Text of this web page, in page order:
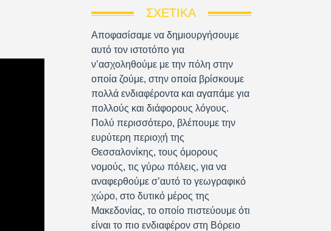
ΣΧΕΤΙΚΆ
Αποφασίσαμε να δημιουργήσουμε
αυτό τον ιστοτόπο για
ν’ασχοληθούμε με την πόλη στην
οποία ζούμε, στην οποία βρίσκουμε
πολλά ενδιαφέροντα και αγαπάμε για
πολλούς και διάφορους λόγους.
Πολύ περισσότερο, βλέπουμε την
ευρύτερη περιοχή της
Θεσσαλονίκης, τους όμορους
νομούς, τις γύρω πόλεις, για να
αναφερθούμε σ’αυτό το γεωγραφικό
χώρο, στο δυτικό μέρος της
Μακεδονίας, το οποίο πιστεύουμε ότι
είναι το πιο ενδιαφέρον στη Βόρειο